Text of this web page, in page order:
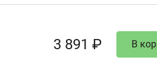
3 891 ₽ В